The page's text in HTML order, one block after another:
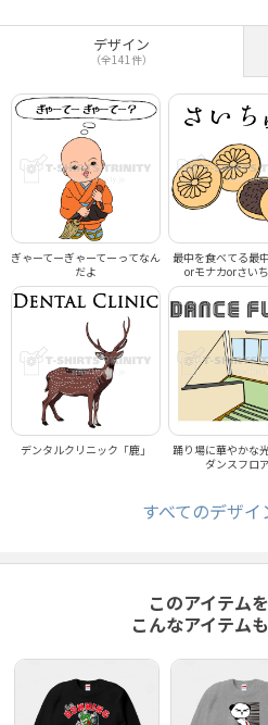
デザイン
（全141件）
ぎゃーてーぎゃーてーってなん
だよ
最中を食べてる最
orモナカorさい
デンタルクリニック「鹿」
踊り場に華やかな
ダンスフロ
すべてのデザイ
このアイテム
こんなアイテム